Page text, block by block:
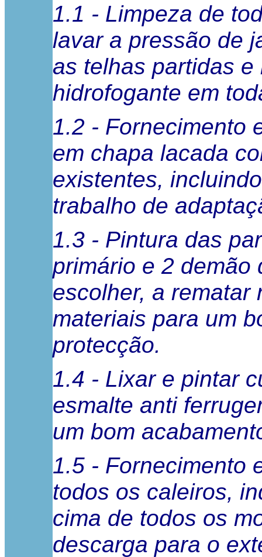
1.1 - Limpeza de
lavar a pressão de
as telhas partidas
hidrofogante em
1.2 - Fornecimento
em chapa lacada
existentes,
trabalho de
1.3 - Pintura das
primário e 2 demão
escolher, a rematar
materiais para um
protecção.
1.4 - Lixar e pintar
esmalte anti
um bom
1.5 - Fornecimento
todos os caleiros,
cima de todos os
descarga para o